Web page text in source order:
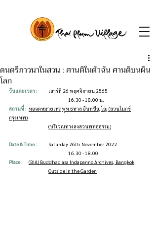
ดนตรีภาวนาในสวน : ศานติในตัวฉัน ศานติบนผืน
โลก
วันและเวลา :
	เสาร์ที่ 26 พฤศจิกายน 2565
			16.30 - 18.00 น.
สถานที่ : หอจดหมายเหตุพุท ธทาส อินทปัญโญ (สวนโมกข์
กรุงเทพ)
		(บริเวณทางลงสวนพุทธธรรม)
Date & Time :
	Saturday 26th November 2022
   			16.30 - 18.00
Place :
(BIA) Buddhad asa Indapanno Archives, Bangkok
		Outside in the Garden